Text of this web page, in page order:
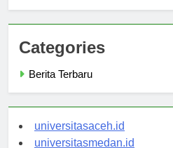
Categories
universitasaceh.id